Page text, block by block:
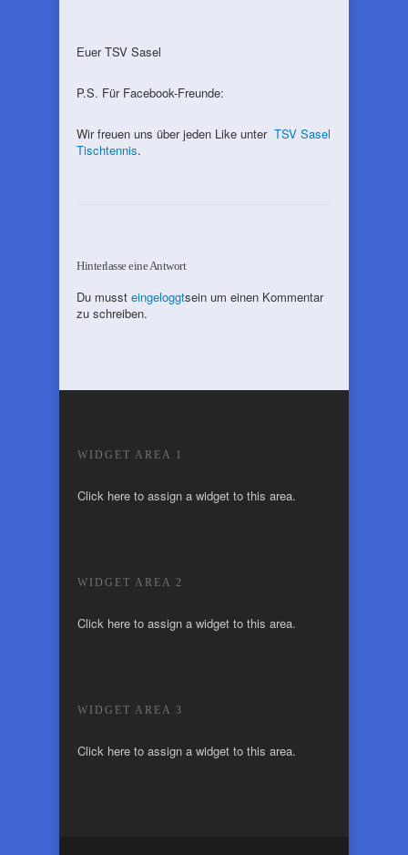
Euer TSV Sasel
P.S. Für Facebook-Freunde:
Wir freuen uns über jeden Like unter TSV Sasel
Tischtennis.
Hinterlasse eine Antwort
Du musst eingeloggtsein um einen Kommentar
zu schreiben.
WIDGET AREA 1
Click here to assign a widget to this area.
WIDGET AREA 2
Click here to assign a widget to this area.
WIDGET AREA 3
Click here to assign a widget to this area.